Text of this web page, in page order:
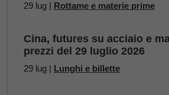
29 lug | Rottame e materie prime
Cina, futures su acciaio e
prezzi del 29 luglio 2026
29 lug | Lunghi e billette